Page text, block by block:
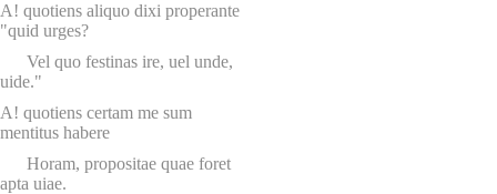
A! quotiens aliquo dixi properante
"quid urges?
Vel quo festinas ire, uel unde,
uide."
A! quotiens certam me sum
mentitus habere
Horam, propositae quae foret
apta uiae.